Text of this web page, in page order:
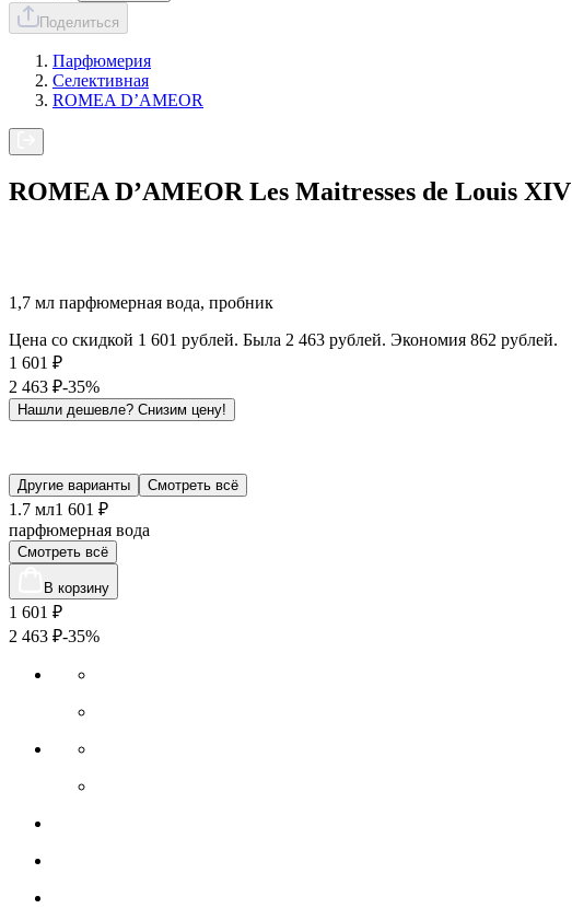
Поделиться
Парфюмерия
Селективная
ROMEA D’AMEOR
ROMEA D’AMEOR Les Maitresses de Louis XIV
1,7 мл парфюмерная вода, пробник
Цена со скидкой 1 601 рублей. Была 2 463 рублей. Экономия 862 рублей.
1 601 ₽
2 463 ₽-35%
Нашли дешевле? Снизим цену!
Другие варианты Смотреть всё
1.7 мл1 601 ₽
парфюмерная вода
Смотреть всё
В корзину
1 601 ₽
2 463 ₽-35%